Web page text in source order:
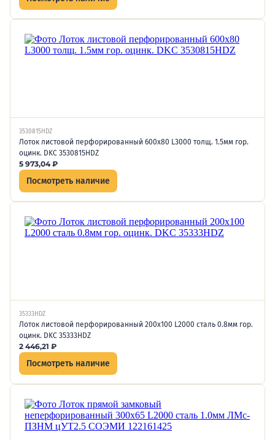
3530815HDZ
Лоток листовой перфорированный 600х80 L3000 толщ. 1.5мм гор.
оцинк. DKC 3530815HDZ
5 973,04₽
Посмотреть наличие
35333HDZ
Лоток листовой перфорированный 200х100 L2000 сталь 0.8мм гор.
оцинк. DKC 35333HDZ
2 446,21 ₽
Посмотреть наличие